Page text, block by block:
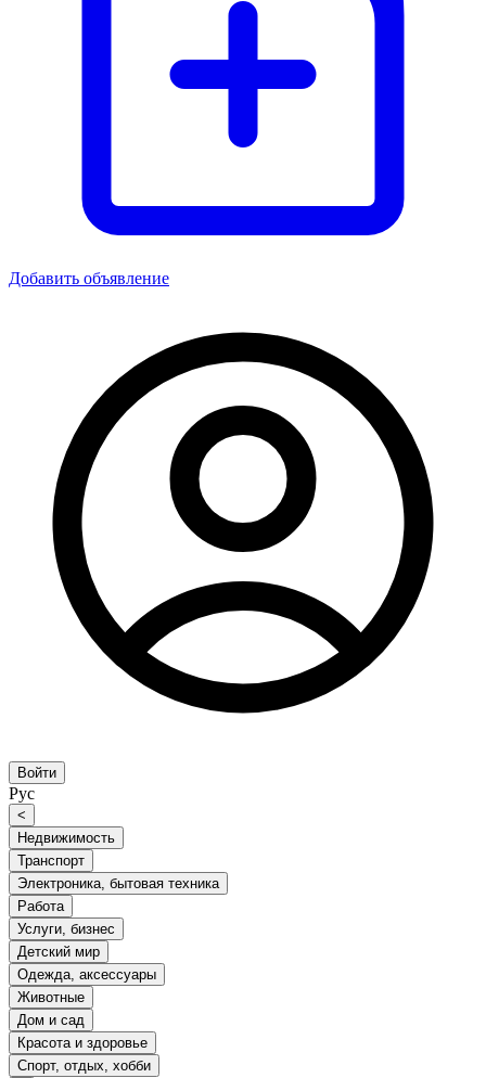
Добавить объявление
Войти
Рус
<
Недвижимость
Транспорт
Электроника, бытовая техника
Работа
Услуги, бизнес
Детский мир
Одежда, аксессуары
Животные
Дом и сад
Красота и здоровье
Спорт, отдых, хобби